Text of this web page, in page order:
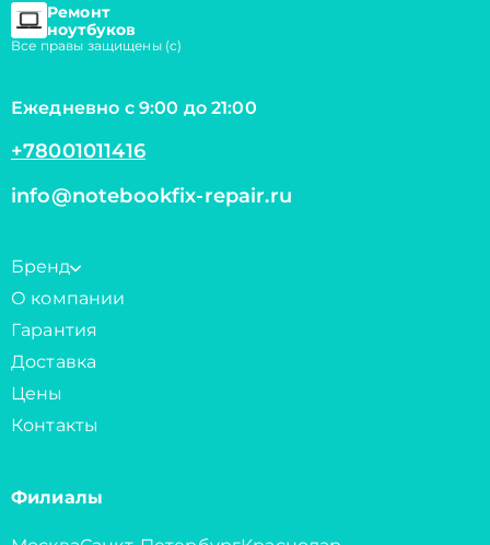
Ремонт
ноутбуков
Все правы защищены (с)
Ежедневно с 9:00 до 21:00
+78001011416
info@notebookfix-repair.ru
Бренд
О компании
Гарантия
Доставка
Цены
Контакты
Филиалы